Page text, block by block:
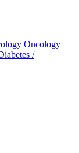
Oncology
/